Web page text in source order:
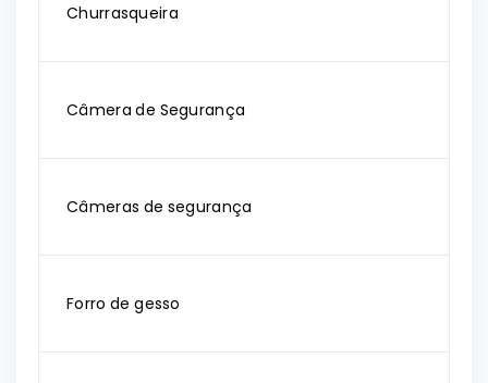
Churrasqueira
Câmera de Segurança
Câmeras de segurança
Forro de gesso